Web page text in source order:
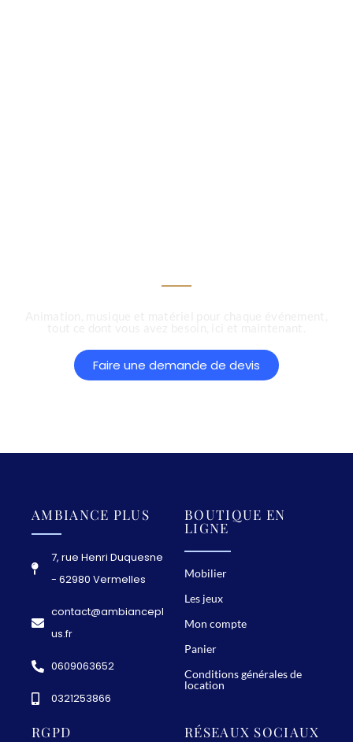
Faire une demande de devis
AMBIANCE PLUS
7, rue Henri Duquesne
- 62980 Vermelles
contact@ambiancepl
us.fr
0609063652
0321253866
BOUTIQUE EN
LIGNE
Mobilier
Les jeux
Mon compte
Panier
Conditions générales de
location
RGPD RÉSEAUX SOCIAUX